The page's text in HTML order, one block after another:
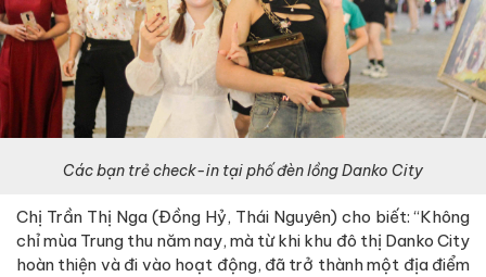
Các bạn trẻ check-in tại phố đèn lồng Danko City
Chị Trần Thị Nga (Đồng Hỷ, Thái Nguyên) cho biết: “Không
chỉ mùa Trung thu năm nay, mà từ khi khu đô thị Danko City
hoàn thiện và đi vào hoạt động, đã trở thành một địa điểm